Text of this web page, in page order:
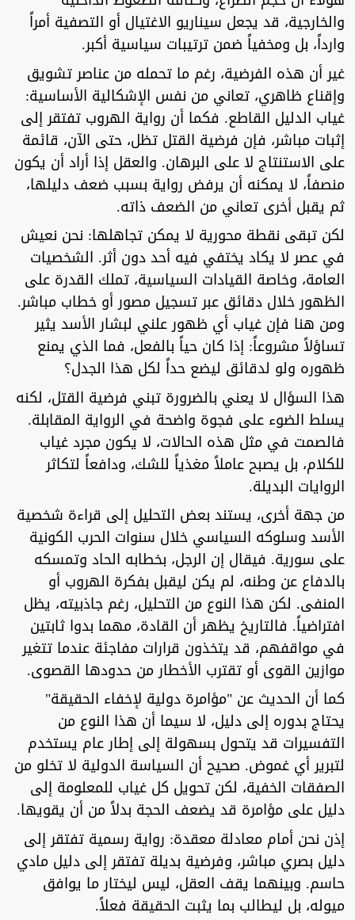
والخارجية، قد يجعل سيناريو الاغتيال أو التصفية أمراً
وارداً، بل ومخفياً ضمن ترتيبات سياسية أكبر.
غير أن هذه الفرضية، رغم ما تحمله من عناصر تشويق
وإقناع ظاهري، تعاني من نفس الإشكالية الأساسية:
غياب الدليل القاطع. فكما أن رواية الهروب تفتقر إلى
إثبات مباشر، فإن فرضية القتل تظل، حتى الآن، قائمة
على الاستنتاج لا على البرهان. والعقل إذا أراد أن يكون
منصفاً، لا يمكنه أن يرفض رواية بسبب ضعف دليلها،
ثم يقبل أخرى تعاني من الضعف ذاته.
لكن تبقى نقطة محورية لا يمكن تجاهلها: نحن نعيش
في عصر لا يكاد يختفي فيه أحد دون أثر. الشخصيات
العامة، وخاصة القيادات السياسية، تملك القدرة على
الظهور خلال دقائق عبر تسجيل مصور أو خطاب مباشر.
ومن هنا فإن غياب أي ظهور علني لبشار الأسد يثير
تساؤلاً مشروعاً: إذا كان حياً بالفعل، فما الذي يمنع
ظهوره ولو لدقائق ليضع حداً لكل هذا الجدل؟
هذا السؤال لا يعني بالضرورة تبني فرضية القتل، لكنه
يسلط الضوء على فجوة واضحة في الرواية المقابلة.
فالصمت في مثل هذه الحالات، لا يكون مجرد غياب
للكلام، بل يصبح عاملاً مغذياً للشك، ودافعاً لتكاثر
الروايات البديلة.
من جهة أخرى، يستند بعض التحليل إلى قراءة شخصية
الأسد وسلوكه السياسي خلال سنوات الحرب الكونية
على سورية. فيقال إن الرجل، بخطابه الحاد وتمسكه
بالدفاع عن وطنه، لم يكن ليقبل بفكرة الهروب أو
المنفى. لكن هذا النوع من التحليل، رغم جاذبيته، يظل
افتراضياً. فالتاريخ يظهر أن القادة، مهما بدوا ثابتين
في مواقفهم، قد يتخذون قرارات مفاجئة عندما تتغير
موازين القوى أو تقترب الأخطار من حدودها القصوى.
كما أن الحديث عن "مؤامرة دولية لإخفاء الحقيقة"
يحتاج بدوره إلى دليل، لا سيما أن هذا النوع من
التفسيرات قد يتحول بسهولة إلى إطار عام يستخدم
لتبرير أي غموض. صحيح أن السياسة الدولية لا تخلو من
الصفقات الخفية، لكن تحويل كل غياب للمعلومة إلى
دليل على مؤامرة قد يضعف الحجة بدلاً من أن يقويها.
إذن نحن أمام معادلة معقدة: رواية رسمية تفتقر إلى
دليل بصري مباشر، وفرضية بديلة تفتقر إلى دليل مادي
حاسم. وبينهما يقف العقل، ليس ليختار ما يوافق
ميوله، بل ليطالب بما يثبت الحقيقة فعلاً.